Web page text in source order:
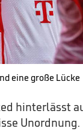
eine große Lücke
hinterlässt
Unordnung.